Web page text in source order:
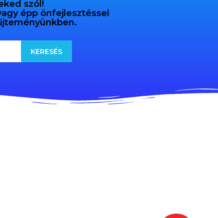
szól!
épp önfejlesztéssel